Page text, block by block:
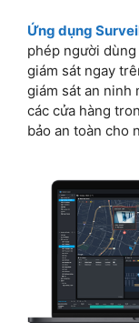
Ứng dụng
phép người
giám sát ngay
giám sát an ninh
các cửa hàng
bảo an toàn cho